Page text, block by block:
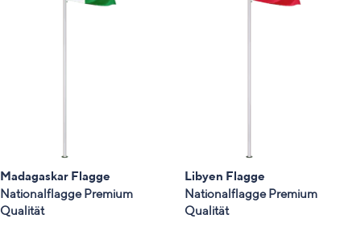
Madagaskar Flagge
Nationalflagge Premium
Qualität
Libyen Flagge
Nationalflagge Premium
Qualität